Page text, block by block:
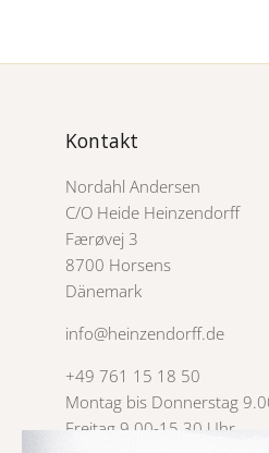
Kontakt
Nordahl Andersen
C/O Heide Heinzendorff
Færøvej 3
8700 Horsens
Dänemark
info@heinzendorff.de
+49 761 15 18 50
Montag bis Donnerstag
Freitag 9.00-15.30 Uhr